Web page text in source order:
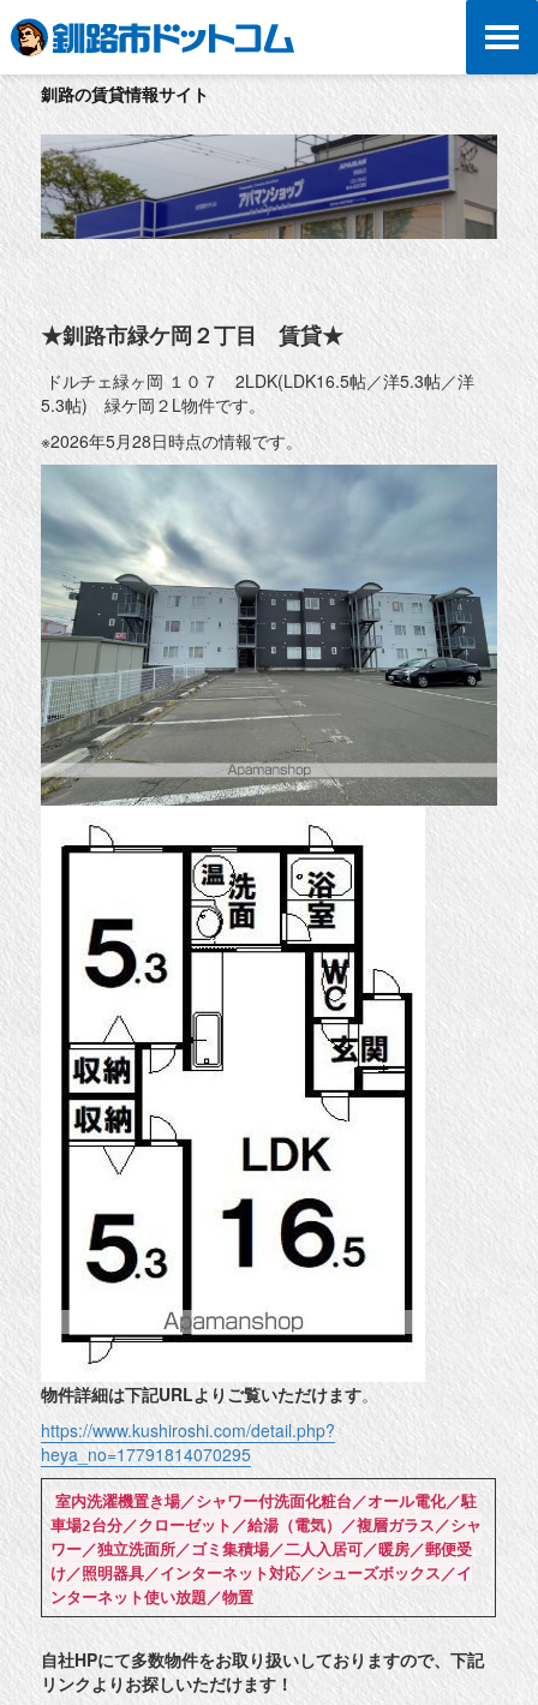
釧路の賃貸情報サイト
★釧路市緑ケ岡２丁目 賃貸★
ドルチェ緑ヶ岡 １０７ 2LDK(LDK16.5帖／洋5.3帖／洋
5.3帖) 緑ケ岡２L物件です。
※2026年5月28日時点の情報です。
物件詳細は下記URLよりご覧いただけます。
https://www.kushiroshi.com/detail.php?
heya_no=17791814070295
室内洗濯機置き場／シャワー付洗面化粧台／オール電化／駐
車場2台分／クローゼット／給湯（電気）／複層ガラス／シャ
ワー／独立洗面所／ゴミ集積場／二人入居可／暖房／郵便受
け／照明器具／インターネット対応／シューズボックス／イ
ンターネット使い放題／物置
自社HPにて多数物件をお取り扱いしておりますので、下記
リンクよりお探しいただけます！